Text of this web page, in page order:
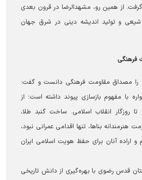
از همین رو، مشهدالرضا در قرون بعدی
و تولید اندیشه دینی در شرق جهان
فرهنگی
را مصداق مقاومت فرهنگی دانست و گفت:
با مفهوم بازسازی پیوند داشته است؛ از
روزگار انقلاب اسلامی. ساخت گنبد طلا،
بناها، تنها اقدامی عمرانی نبود،
و اراده آنان برای حفظ هویت اسلامی ایران
قدس رضوی با بهره‌گیری از دانش تاریخی